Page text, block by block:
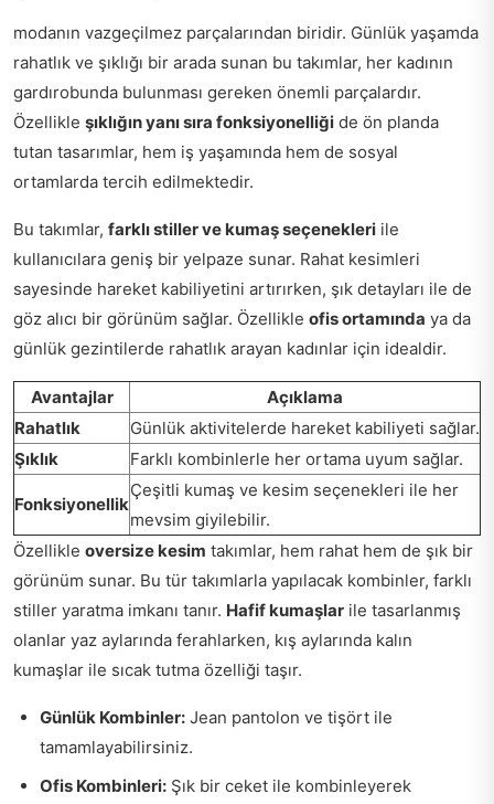
modanın vazgeçilmez parçalarından biridir. Günlük yaşamda
rahatlık ve şıklığı bir arada sunan bu takımlar, her kadının
gardırobunda bulunması gereken önemli parçalardır.
Özellikle şıklığın yanı sıra fonksiyonelliği de ön planda
tutan tasarımlar, hem iş yaşamında hem de sosyal
ortamlarda tercih edilmektedir.
Bu takımlar, farklı stiller ve kumaş seçenekleri ile
kullanıcılara geniş bir yelpaze sunar. Rahat kesimleri
sayesinde hareket kabiliyetini artırırken, şık detayları ile de
göz alıcı bir görünüm sağlar. Özellikle ofis ortamında ya da
günlük gezintilerde rahatlık arayan kadınlar için idealdir.
Avantajlar
Açıklama
Rahatlık
Günlük aktivitelerde hareket kabiliyeti sağlar.
Şıklık
Farklı kombinlerle her ortama uyum sağlar.
Fonksiyonellik
Çeşitli kumaş ve kesim seçenekleri ile her
mevsim giyilebilir.
Özellikle oversize kesim takımlar, hem rahat hem de şık bir
görünüm sunar. Bu tür takımlarla yapılacak kombinler, farklı
stiller yaratma imkanı tanır. Hafif kumaşlar ile tasarlanmış
olanlar yaz aylarında ferahlarken, kış aylarında kalın
kumaşlar ile sıcak tutma özelliği taşır.
Günlük Kombinler: Jean pantolon ve tişört ile
tamamlayabilirsiniz.
Ofis Kombinleri: Şık bir ceket ile kombinleyerek